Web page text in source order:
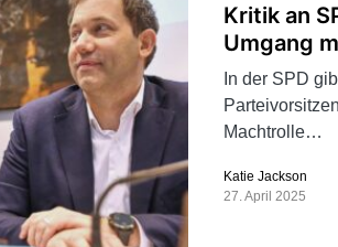
Kritik an
Umgang
In der SPD
Machtrolle…
Katie Jackson
27. April 2025